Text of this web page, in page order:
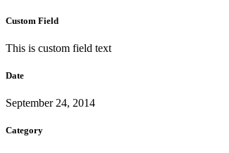
Custom Field
This is custom field text
Date
September 24, 2014
Category